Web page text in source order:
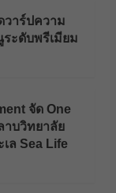
วาร์ปความ
ระดับพรีเมียม
จัด One
าบวิทยาลัย
ล Sea Life